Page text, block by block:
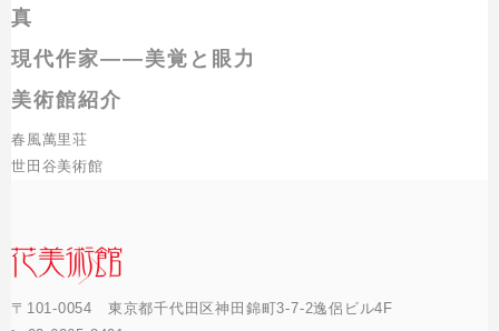
真
現代作家――美覚と眼力
美術館紹介
春風萬里荘
世田谷美術館
〒101-0054 東京都千代田区神田錦町3-7-2逸侶ビル4F